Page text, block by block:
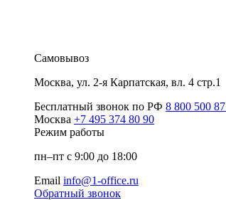
Самовывоз
Москва, ул. 2-я Карпатская, вл. 4 стр.1
Бесплатный звонок по РФ 8 800 500
Москва +7 495 374 80 90
Режим работы
пн–пт с 9:00 до 18:00
Email info@1-office.ru
Обратный звонок